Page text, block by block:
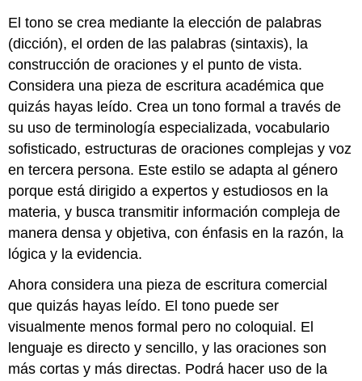
El tono se crea mediante la elección de palabras
(dicción), el orden de las palabras (sintaxis), la
construcción de oraciones y el punto de vista.
Considera una pieza de escritura académica que
quizás hayas leído. Crea un tono formal a través de
su uso de terminología especializada, vocabulario
sofisticado, estructuras de oraciones complejas y voz
en tercera persona. Este estilo se adapta al género
porque está dirigido a expertos y estudiosos en la
materia, y busca transmitir información compleja de
manera densa y objetiva, con énfasis en la razón, la
lógica y la evidencia.
Ahora considera una pieza de escritura comercial
que quizás hayas leído. El tono puede ser
visualmente menos formal pero no coloquial. El
lenguaje es directo y sencillo, y las oraciones son
más cortas y más directas. Podrá hacer uso de la